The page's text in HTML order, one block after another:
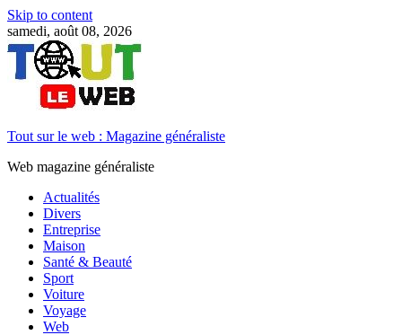
Skip to content
samedi, août 08, 2026
Tout sur le web : Magazine généraliste
Web magazine généraliste
Actualités
Divers
Entreprise
Maison
Santé & Beauté
Sport
Voiture
Voyage
Web